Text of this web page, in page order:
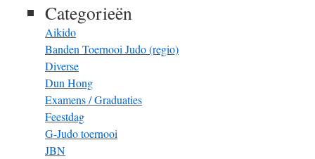
Categorieën
Aikido
Banden Toernooi Judo (regio)
Diverse
Dun Hong
Examens / Graduaties
Feestdag
G-Judo toernooi
JBN